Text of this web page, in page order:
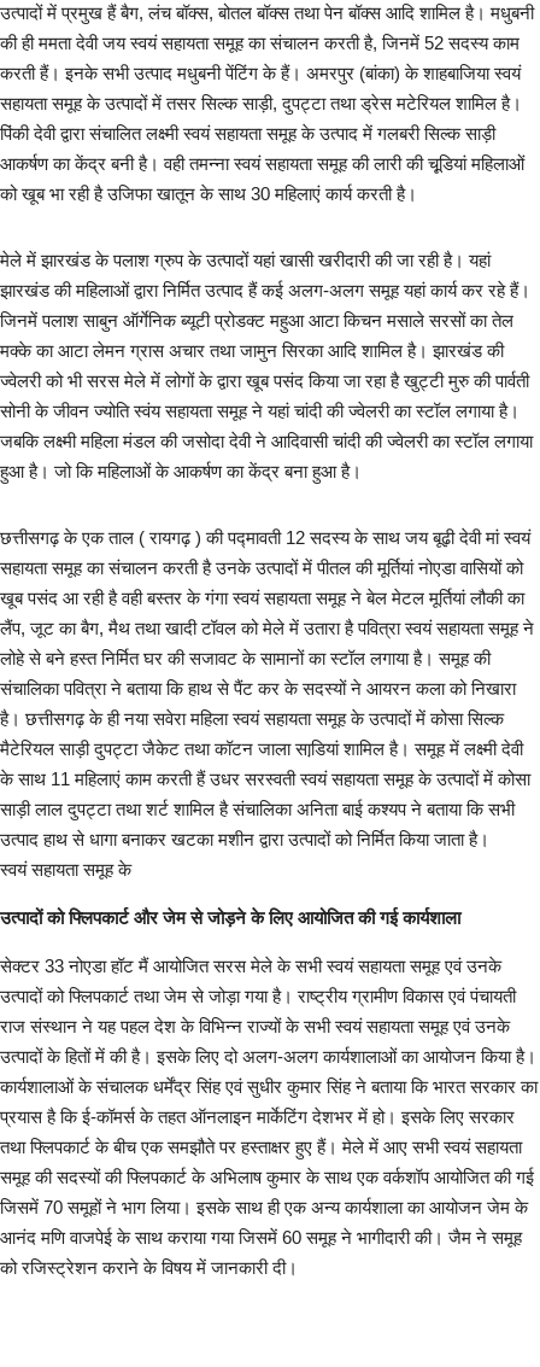
व्यापार
रोजगार
NEWS
टेक वर्ल्ड
लाइफस्टाइल
Our Team
Contact us :
About us
Advertise with us
E-Paper
उत्पादों में प्रमुख हैं बैग, लंच बॉक्स, बोतल बॉक्स तथा पेन बॉक्स आदि शामिल है। मधुबनी
की ही ममता देवी जय स्वयं सहायता समूह का संचालन करती है, जिनमें 52 सदस्य काम
करती हैं। इनके सभी उत्पाद मधुबनी पेंटिंग के हैं। अमरपुर (बांका) के शाहबाजिया स्वयं
सहायता समूह के उत्पादों में तसर सिल्क साड़ी, दुपट्टा तथा ड्रेस मटेरियल शामिल है।
पिंकी देवी द्वारा संचालित लक्ष्मी स्वयं सहायता समूह के उत्पाद में गलबरी सिल्क साड़ी
आकर्षण का केंद्र बनी है। वही तमन्ना स्वयं सहायता समूह की लारी की चूडि़यां महिलाओं
को खूब भा रही है उजिफा खातून के साथ 30 महिलाएं कार्य करती है।
मेले में झारखंड के पलाश ग्रुप के उत्पादों यहां खासी खरीदारी की जा रही है। यहां
झारखंड की महिलाओं द्वारा निर्मित उत्पाद हैं कई अलग-अलग समूह यहां कार्य कर रहे हैं।
जिनमें पलाश साबुन ऑर्गेनिक ब्यूटी प्रोडक्ट महुआ आटा किचन मसाले सरसों का तेल
मक्के का आटा लेमन ग्रास अचार तथा जामुन सिरका आदि शामिल है। झारखंड की
ज्वेलरी को भी सरस मेले में लोगों के द्वारा खूब पसंद किया जा रहा है खुट्टी मुरु की पार्वती
सोनी के जीवन ज्योति स्वंय सहायता समूह ने यहां चांदी की ज्वेलरी का स्टॉल लगाया है।
जबकि लक्ष्मी महिला मंडल की जसोदा देवी ने आदिवासी चांदी की ज्वेलरी का स्टॉल लगाया
हुआ है। जो कि महिलाओं के आकर्षण का केंद्र बना हुआ है।
छत्तीसगढ़ के एक ताल ( रायगढ़ ) की पद्मावती 12 सदस्य के साथ जय बूढ़ी देवी मां स्वयं
सहायता समूह का संचालन करती है उनके उत्पादों में पीतल की मूर्तियां नोएडा वासियों को
खूब पसंद आ रही है वही बस्तर के गंगा स्वयं सहायता समूह ने बेल मेटल मूर्तियां लौकी का
लैंप, जूट का बैग, मैथ तथा खादी टॉवल को मेले में उतारा है पवित्रा स्वयं सहायता समूह ने
लोहे से बने हस्त निर्मित घर की सजावट के सामानों का स्टॉल लगाया है। समूह की
संचालिका पवित्रा ने बताया कि हाथ से पैंट कर के सदस्यों ने आयरन कला को निखारा
है। छत्तीसगढ़ के ही नया सवेरा महिला स्वयं सहायता समूह के उत्पादों में कोसा सिल्क
मैटेरियल साड़ी दुपट्टा जैकेट तथा कॉटन जाला साडि़यां शामिल है। समूह में लक्ष्मी देवी
के साथ 11 महिलाएं काम करती हैं उधर सरस्वती स्वयं सहायता समूह के उत्पादों में कोसा
साड़ी लाल दुपट्टा तथा शर्ट शामिल है संचालिका अनिता बाई कश्यप ने बताया कि सभी
उत्पाद हाथ से धागा बनाकर खटका मशीन द्वारा उत्पादों को निर्मित किया जाता है।
स्वयं सहायता समूह के
उत्पादों को फ्लिपकार्ट और जेम से जोड़ने के लिए आयोजित की गई कार्यशाला
सेक्टर 33 नोएडा हॉट मैं आयोजित सरस मेले के सभी स्वयं सहायता समूह एवं उनके
उत्पादों को फ्लिपकार्ट तथा जेम से जोड़ा गया है। राष्ट्रीय ग्रामीण विकास एवं पंचायती
राज संस्थान ने यह पहल देश के विभिन्न राज्यों के सभी स्वयं सहायता समूह एवं उनके
उत्पादों के हितों में की है। इसके लिए दो अलग-अलग कार्यशालाओं का आयोजन किया है।
कार्यशालाओं के संचालक धर्मेंद्र सिंह एवं सुधीर कुमार सिंह ने बताया कि भारत सरकार का
प्रयास है कि ई-कॉमर्स के तहत ऑनलाइन मार्केटिंग देशभर में हो। इसके लिए सरकार
तथा फ्लिपकार्ट के बीच एक समझौते पर हस्ताक्षर हुए हैं। मेले में आए सभी स्वयं सहायता
समूह की सदस्यों की फ्लिपकार्ट के अभिलाष कुमार के साथ एक वर्कशॉप आयोजित की गई
जिसमें 70 समूहों ने भाग लिया। इसके साथ ही एक अन्य कार्यशाला का आयोजन जेम के
आनंद मणि वाजपेई के साथ कराया गया जिसमें 60 समूह ने भागीदारी की। जैम ने समूह
को रजिस्ट्रेशन कराने के विषय में जानकारी दी।